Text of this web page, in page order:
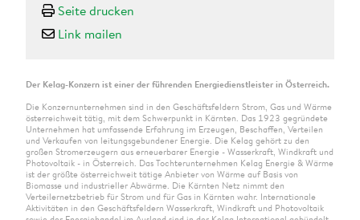
Seite drucken
Link mailen
Der Kelag-Konzern ist einer der führenden Energiedienstleister in Österreich.
Die Konzernunternehmen sind in den Geschäftsfeldern Strom, Gas und Wärme
österreichweit tätig, mit dem Schwerpunkt in Kärnten. Das 1923 gegründete
Unternehmen hat umfassende Erfahrung im Erzeugen, Beschaffen, Verteilen
und Verkaufen von leitungsgebundener Energie. Die Kelag gehört zu den
großen Stromerzeugern aus erneuerbarer Energie - Wasserkraft, Windkraft und
Photovoltaik - in Österreich. Das Tochterunternehmen Kelag Energie & Wärme
ist der größte österreichweit tätige Anbieter von Wärme auf Basis von
Biomasse und industrieller Abwärme. Die Kärnten Netz nimmt den
Verteilernetzbetrieb für Strom und für Gas in Kärnten wahr. Internationale
Aktivitäten in den Geschäftsfeldern Wasserkraft, Windkraft und Photovoltaik